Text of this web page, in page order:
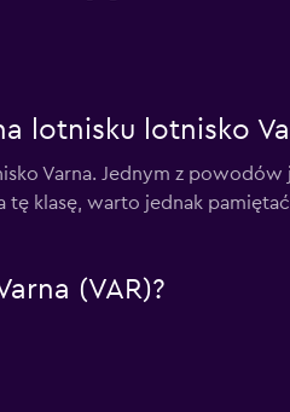
lotnisku lotnisko
Varna. Jednym z powodów
tę klasę, warto jednak
(VAR)?